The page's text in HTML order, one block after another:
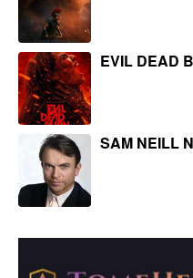
EVIL DEAD
SAM NEILL